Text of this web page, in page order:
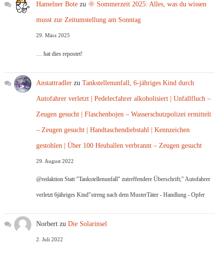
Hamelner Bote zu🌞 Sommerzeit 2025: Alles, was du wissen
musst zur Zeitumstellung am Sonntag
29. März 2025
… hat dies repostet!
Anstattradler zuTankstellenunfall, 6-jähriges Kind durch
Autofahrer verletzt | Pedelecfahrer alkoholisiert | Unfallfluch –
Zeugen gesucht | Flaschenbojen – Wasserschutzpolizei ermittelt
– Zeugen gesucht | Handtaschendiebstahl | Kennzeichen
gestohlen | Über 100 Heuballen verbrannt – Zeugen gesucht
29. August 2022
@redaktion Statt "Tankstellenunfall" zutreffendere Überschrift;" Autofahrer
verletzt 6jähriges Kind"streng nach dem MusterTäter - Handlung - Opfer
Norbert zuDie Solarinsel
2. Juli 2022